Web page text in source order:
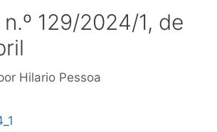
129/2024/1, de
Hilario Pessoa